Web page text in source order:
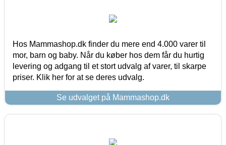
Hos Mammashop.dk finder du mere end 4.000 varer til
mor, barn og baby. Når du køber hos dem får du hurtig
levering og adgang til et stort udvalg af varer, til skarpe
priser. Klik her for at se deres udvalg.
Se udvalget på Mammashop.dk